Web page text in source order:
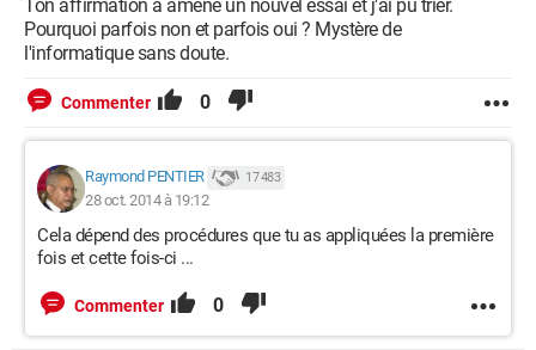
Ton affirmation a amené un nouvel essai et j'ai pu trier.
Pourquoi parfois non et parfois oui ? Mystère de
l'informatique sans doute.
Commenter 0
Raymond PENTIER 17 483
28 oct. 2014 à 19:12
Cela dépend des procédures que tu as appliquées la première
fois et cette fois-ci ...
Commenter 0